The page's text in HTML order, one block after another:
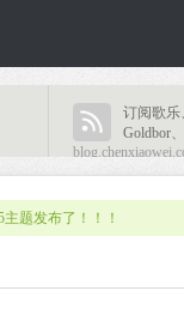
订阅歌乐
Goldbor
题发布了！！！